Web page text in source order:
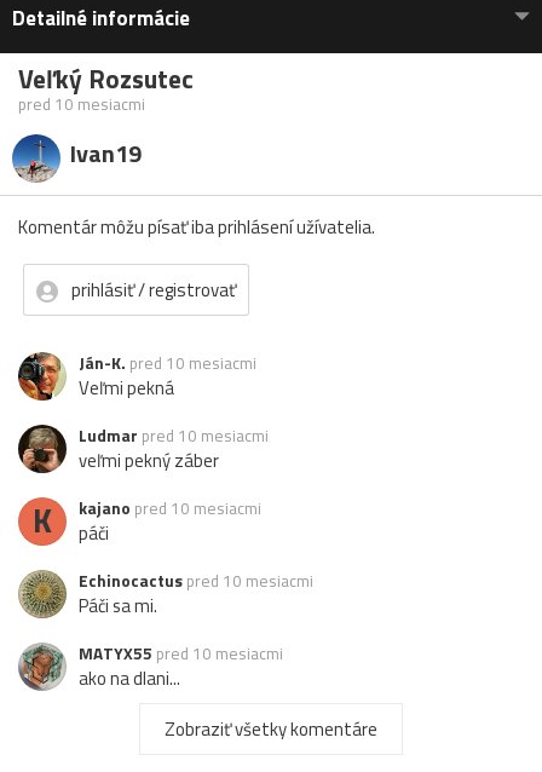
Detailné informácie
Veľký Rozsutec
pred 10 mesiacmi
Ivan19
Komentár môžu písať iba prihlásení užívatelia.
prihlásiť / registrovať
Ján-K. pred 10 mesiacmi
Veľmi pekná
Ludmar pred 10 mesiacmi
veľmi pekný záber
K kajano pred 10 mesiacmi
páči
Echinocactus pred 10 mesiacmi
Páči sa mi.
MATYX55 pred 10 mesiacmi
ako na dlani...
Zobraziť všetky komentáre